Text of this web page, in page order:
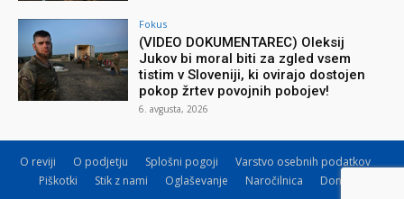
Fokus
(VIDEO DOKUMENTAREC) Oleksij
Jukov bi moral biti za zgled vsem
tistim v Sloveniji, ki ovirajo dostojen
pokop žrtev povojnih pobojev!
6. avgusta, 2026
O reviji O podjetju Splošni pogoji
Varstvo osebnih podatkov
Piškotki
Stik z nami Oglaševanje Naročilnica Donacije